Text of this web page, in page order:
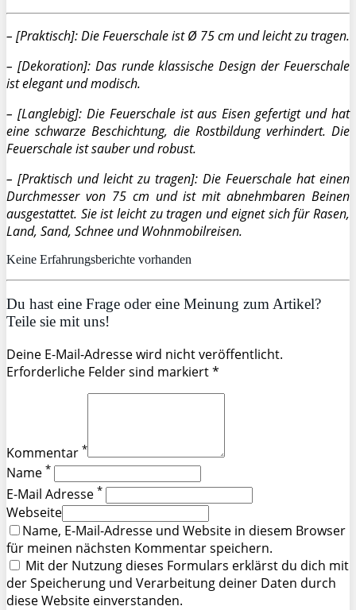
– [Praktisch]: Die Feuerschale ist Ø 75 cm und leicht zu tragen.
– [Dekoration]: Das runde klassische Design der Feuerschale
ist elegant und modisch.
– [Langlebig]: Die Feuerschale ist aus Eisen gefertigt und hat
eine schwarze Beschichtung, die Rostbildung verhindert. Die
Feuerschale ist sauber und robust.
– [Praktisch und leicht zu tragen]: Die Feuerschale hat einen
Durchmesser von 75 cm und ist mit abnehmbaren Beinen
ausgestattet. Sie ist leicht zu tragen und eignet sich für Rasen,
Land, Sand, Schnee und Wohnmobilreisen.
Keine Erfahrungsberichte vorhanden
Du hast eine Frage oder eine Meinung zum Artikel?
Teile sie mit uns!
Deine E-Mail-Adresse wird nicht veröffentlicht.
Erforderliche Felder sind markiert *
Kommentar *
Name *
E-Mail Adresse *
Webseite
Name, E-Mail-Adresse und Website in diesem Browser
für meinen nächsten Kommentar speichern.
Mit der Nutzung dieses Formulars erklärst du dich mit
der Speicherung und Verarbeitung deiner Daten durch
diese Website einverstanden.